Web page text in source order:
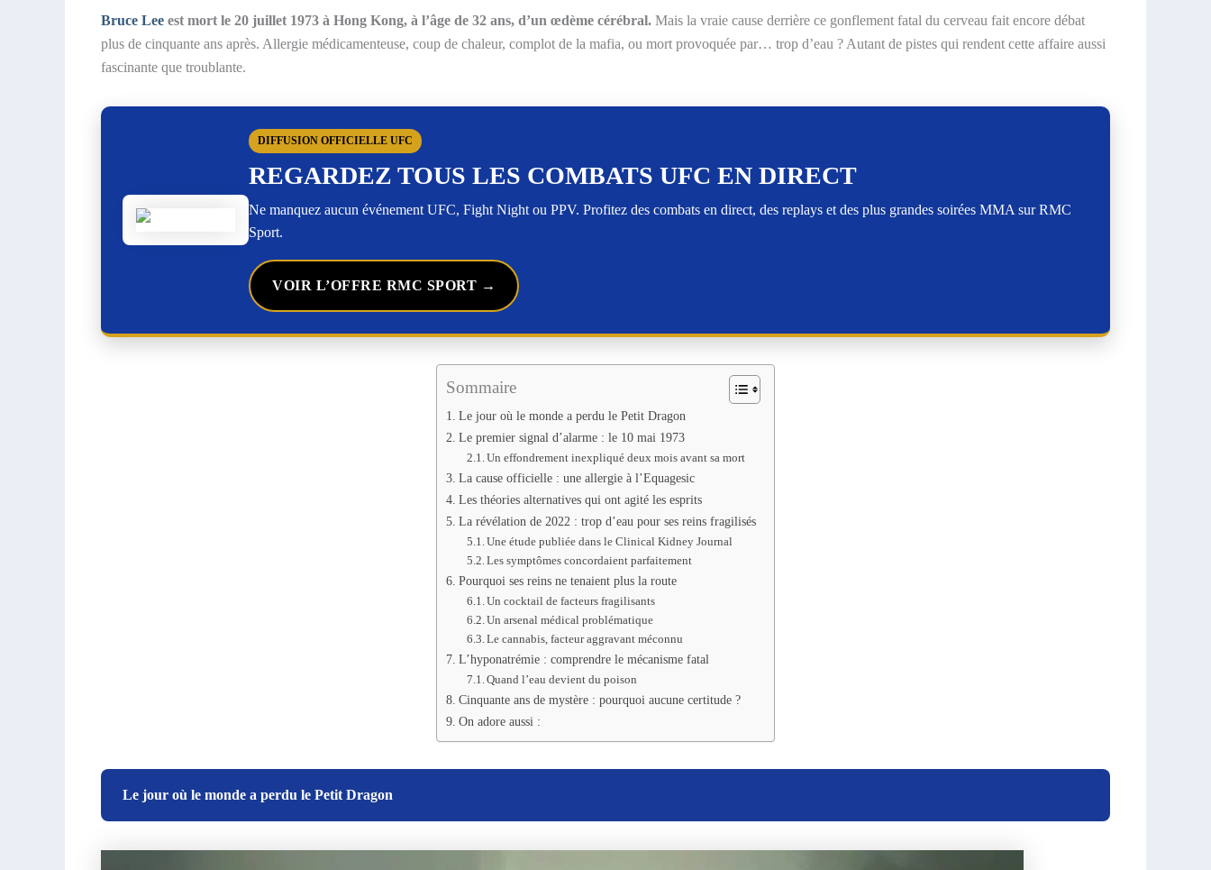
Bruce Lee est mort le 20 juillet 1973 à Hong Kong, à l’âge de 32 ans, d’un œdème cérébral. Mais la vraie cause derrière ce gonflement fatal du cerveau fait encore débat
plus de cinquante ans après. Allergie médicamenteuse, coup de chaleur, complot de la mafia, ou mort provoquée par… trop d’eau ? Autant de pistes qui rendent cette affaire aussi
fascinante que troublante.
DIFFUSION OFFICIELLE UFC
REGARDEZ TOUS LES COMBATS UFC EN DIRECT
Ne manquez aucun événement UFC, Fight Night ou PPV. Profitez des combats en direct, des replays et des plus grandes soirées MMA sur RMC
Sport.
VOIR L’OFFRE RMC SPORT →
Sommaire
Le jour où le monde a perdu le Petit Dragon
Le premier signal d’alarme : le 10 mai 1973
Un effondrement inexpliqué deux mois avant sa mort
La cause officielle : une allergie à l’Equagesic
Les théories alternatives qui ont agité les esprits
La révélation de 2022 : trop d’eau pour ses reins fragilisés
Une étude publiée dans le Clinical Kidney Journal
Les symptômes concordaient parfaitement
Pourquoi ses reins ne tenaient plus la route
Un cocktail de facteurs fragilisants
Un arsenal médical problématique
Le cannabis, facteur aggravant méconnu
L’hyponatrémie : comprendre le mécanisme fatal
Quand l’eau devient du poison
Cinquante ans de mystère : pourquoi aucune certitude ?
On adore aussi :
Le jour où le monde a perdu le Petit Dragon